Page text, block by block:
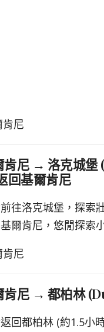
尼
肯尼 → 洛克城堡
回基爾肯尼
前往洛克城堡，探索
爾肯尼，悠閒探索
尼
肯尼 → 都柏林
回都柏林 (約1.5小